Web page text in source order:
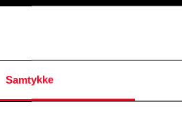
Samtykke